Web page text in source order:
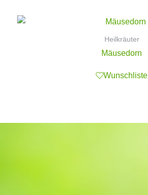
Heilkräuter
Mäusedorn
Wunschliste